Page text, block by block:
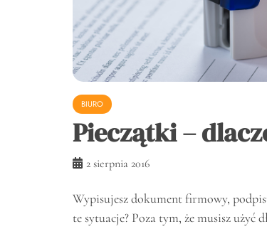
BIURO
Pieczątki –
2 sierpnia 2016
Wypisujesz dokument firmowy,
te sytuacje? Poza tym, że musisz